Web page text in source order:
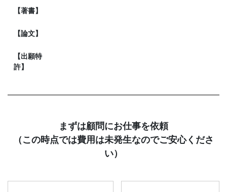
【著書】
【論文】
【出願特
許】
まずは顧問にお仕事を依頼
（この時点では費用は未発生なのでご安心くださ
い）